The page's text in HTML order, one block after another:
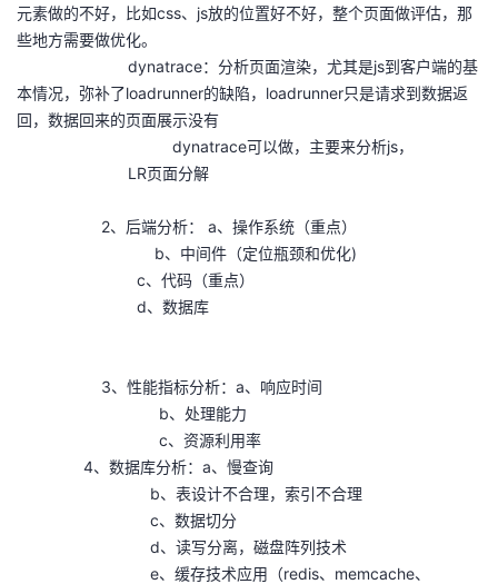
元素做的不好，比如css、js放的位置好不好，整个页面做评估，那
些地方需要做优化。
dynatrace：分析页面渲染，尤其是js到客户端的基
本情况，弥补了loadrunner的缺陷，loadrunner只是请求到数据返
回，数据回来的页面展示没有
dynatrace可以做，主要来分析js，
LR页面分解
2、后端分析： a、操作系统（重点）
b、中间件（定位瓶颈和优化)
c、代码（重点）
d、数据库
3、性能指标分析：a、响应时间
b、处理能力
c、资源利用率
4、数据库分析：a、慢查询
b、表设计不合理，索引不合理
c、数据切分
d、读写分离，磁盘阵列技术
e、缓存技术应用（redis、memcache、